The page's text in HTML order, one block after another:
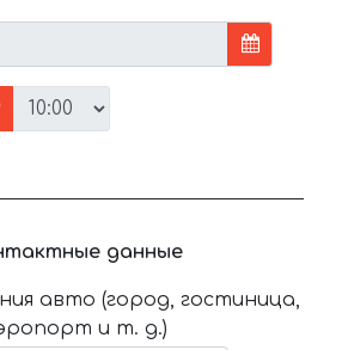
данные
авто (город, гостиница,
и т. д.)